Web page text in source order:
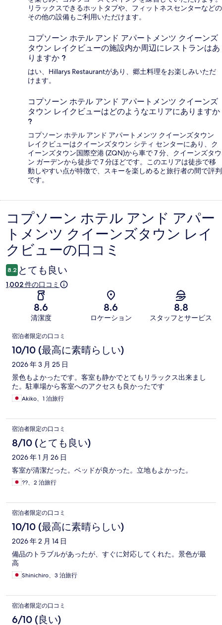
リラックスできるホットタブや、フィットネスセンターなどの
その他の設備もご利用いただけます。
コプソーン ホテル アンド アパートメンツ クイーンズ
タウン レイクビューの施設内か周辺にレストランはあ
りますか ?
はい、Hillarys Restaurantがあり、郷土料理をお楽しみいただ
けます。
コプソーン ホテル アンド アパートメンツ クイーンズ
タウン レイクビューはどのようなエリアにありますか
?
コプソーン ホテル アンド アパートメンツ クイーンズタウン
レイクビューはクイーンズタウン シティ センターにあり、ク
イーンズタウン国際空港 (ZQN)から車で 7 分、クイーンズタウ
ン ガーデンから徒歩で 7 分ほどです。このエリアは徒歩で移
動しやすい点が特徴で、スキーを楽しめると旅行者の間で評判
です。
口
コ
ミ
コプソーン ホテル アンド アパー
トメンツ クイーンズタウン レイ
クビューの口コミ
8.2 とても良い
1,002 件の口コミ
8.6
清潔度
8.6
ロケーション
8.8
スタッフとサービス
口
コ
ミ
宿泊者限定の口コミ
10/10 (最高に素晴らしい)
2026 年 3 月 25 日
景色もよかったです。客室も静かでとてもリラックス出来まし
た。駐車場から客室へのアクセスも良かったです
Akiko、1 泊旅行
宿泊者限定の口コミ
8/10 (とても良い)
2026 年 1 月 26 日
客室が清潔だった。ベッドが良かった。立地もよかった。
??、2 泊旅行
宿泊者限定の口コミ
10/10 (最高に素晴らしい)
2026 年 2 月 14 日
備品のトラブルがあったが、すぐに対応してくれた。景色が最
高
Shinichiro、3 泊旅行
宿泊者限定の口コミ
6/10 (良い)